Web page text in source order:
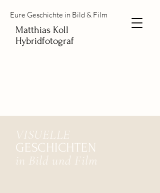
Matthias Koll
Hybridfotograf
Eure Geschichte in Bild & Film
VISUELLE
GESCHICHTEN
in Bild und Film